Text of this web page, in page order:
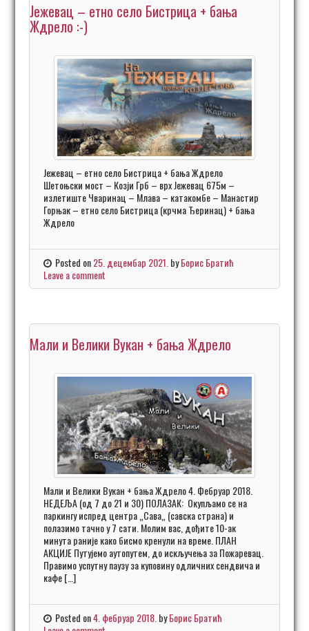
Јежевац – етно село Бистрица + бања
Ждрело :-)
Јежевац – етно село Бистрица + бања Ждрело
Шетоњски мост – Козји Грб – врх Јежевац 675м –
излетиште Чваринац – Млава – катакомбе – Манастир
Горњак – етно село Бистрица (крчма Ђеринац) + бања
Ждрело
Posted on25. децембар 2021. byБорис Братић
Leave a comment
Мали и Велики Вукан + бања Ждрело
Мали и Велики Вукан + бања Ждрело 4. Фебруар 2018.
НЕДЕЉА (од 7 до 21 и 30) ПОЛАЗАК: Окупљамо се на
паркингу испред центра „Сава„ (савска страна) и
полазимо тачно у 7 сати. Молим вас, дођите 10-ак
минута раније како бисмо кренули на време. ПЛАН
АКЦИЈЕ Путујемо аутопутем, до искључења за Пожаревац.
Правимо успутну паузу за куповину одличних сендвича и
кафе […]
Posted on4. фебруар 2018. byБорис Братић